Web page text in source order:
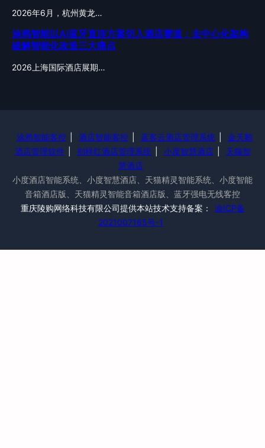
2026年6月，杭州黄龙…
涂鸦智能以AI蓝牙直连方案切入酒店赛道：去中心化架构
破解智能化改造三大痛点
2026上海国际酒店展期…
涂鸦智能客控 酒店智能客控 蓝客云酒店管理系统
金天鹅
酒店管理软件
别样红酒店管理系统 小度智慧酒店
天猫智
慧酒店
小度酒店智能系统、小度智慧酒店、天猫精灵智能系统、小度智能
音箱酒店版、天猫精灵智能音箱酒店版、蓝牙强电无线客控
重庆陵购网络科技有限公司提供本站技术支持备案：
渝ICP备
2021007165号-1